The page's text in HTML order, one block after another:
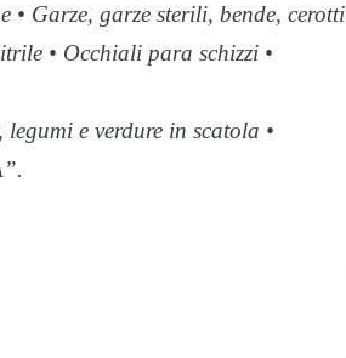
Garze, garze sterili, bende, cerotti
• Occhiali para schizzi •
e verdure in scatola •